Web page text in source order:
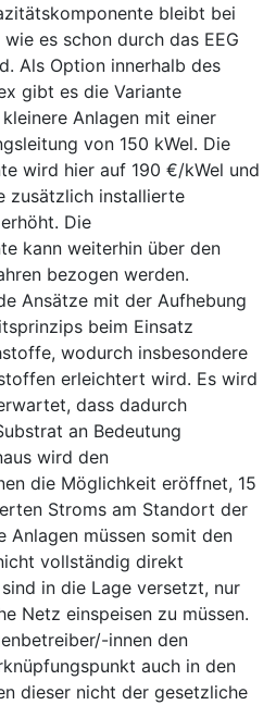
bleibt bei
es schon durch das EEG
Als Option innerhalb des
gibt es die Variante
Anlagen mit einer
von 150 kWel. Die
wird hier auf 190 €/kWel und
zusätzlich installierte
Die
kann weiterhin über den
bezogen werden.
Ansätze mit der Aufhebung
beim Einsatz
wodurch insbesondere
erleichtert wird. Es wird
dass dadurch
an Bedeutung
wird den
die Möglichkeit eröffnet, 15
Stroms am Standort der
Anlagen müssen somit den
vollständig direkt
in die Lage versetzt, nur
Netz einspeisen zu müssen.
innen den
auch in den
dieser nicht der gesetzliche